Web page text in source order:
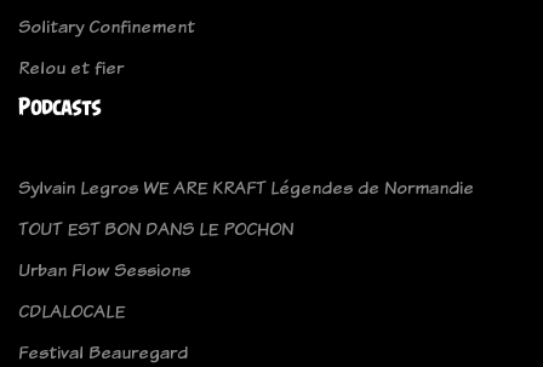
Solitary Confinement
Relou et fier
Podcasts
Sylvain Legros WE ARE KRAFT Légendes de Normandie
TOUT EST BON DANS LE POCHON
Urban Flow Sessions
CDLALOCALE
Festival Beauregard